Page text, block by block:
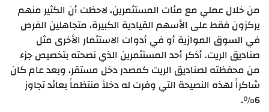
من خلال عملي مع مئات المستثمرين، لاحظت أن الكثير منهم
يركزون فقط على الأسهم القيادية الكبيرة، متجاهلين الفرص
في السوق الموازية أو في أدوات الاستثمار الأخرى مثل
صناديق الريت. أذكر أحد المستثمرين الذي نصحته بتخصيص جزء
من محفظته لصناديق الريت كمصدر دخل مستقر، وبعد عام كان
شاكراً لهذه النصيحة التي وفرت له دخلاً منتظماً بعائد تجاوز
6%.